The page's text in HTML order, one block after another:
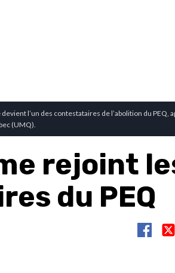
l’un des contestataires de l’abolition du PEQ,
(UMQ).
rejoint
du PEQ